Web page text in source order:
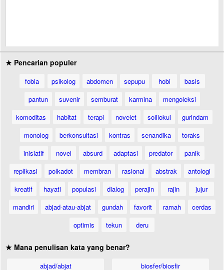
★ Pencarian populer
fobia psikolog abdomen sepupu hobi
basis
pantun
suvenir semburat karmina
mengoleksi
komoditas
habitat terapi novelet solilokui
gurindam
monolog
berkonsultasi kontras senandika
toraks
inisiatif
novel absurd adaptasi predator
panik
replikasi
polkadot membran rasional abstrak
antologi
kreatif
hayati populasi dialog perajin rajin
jujur
mandiri
abjad-atau-abjat gundah favorit ramah
cerdas
optimis
tekun deru
★ Mana penulisan kata yang benar?
abjad/abjat
biosfer/biosfir